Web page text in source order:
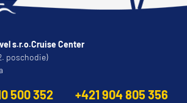
s.r.o.Cruise Center
poschodie)
500 352
+421 904 805 356